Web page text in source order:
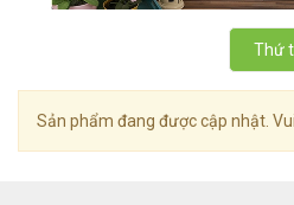
Thứ
Sản phẩm đang được cập nhật.